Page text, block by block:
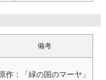
備考
作：「緑の国のマーヤ」